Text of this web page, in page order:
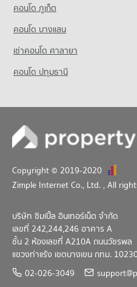
คอนโด รร.ไทยคริสเตียน
คอนโดให้เช่า รร.ไทยคริสเตียน
มีคอนโดให้เช่า 60,337 ประกาศ
ขายคอนโด บิ๊กซี เอ็กซ์ตร้า รัชดาภิเษก
มีคอนโดขาย 17,504 ประกาศ
คอนโดให้เช่า สุขุมวิท ชั้นนอก
มีคอนโดให้เช่า 15,045 ประกาศ
ขายคอนโด สุขุมวิท ชั้นนอก
มีคอนโดขาย 5,581 ประกาศ
คอนโด ภูเก็ต
คอนโด บางแสน
เช่าคอนโด ศาลายา
คอนโด ปทุมธานี
Copyright © 2019-2020
Zimple Internet Co., Ltd. , All
บริษัท ซิมเปิ้ล อินเทอร์เน็ต จำกัด
เลขที่ 242,244,246 อาคาร A
ชั้น 2 ห้องเลขที่ A210A ถนนวัชรพล
แขวงท่าแร้ง เขตบางเขน กทม.
02-026-3049